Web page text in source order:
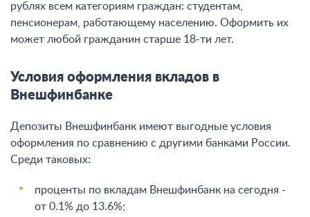
рублях всем категориям граждан: студентам,
пенсионерам, работающему населению. Оформить их
может любой гражданин старше 18-ти лет.
Условия оформления вкладов в
Внешфинбанке
Депозиты Внешфинбанк имеют выгодные условия
оформления по сравнению с другими банками России.
Среди таковых:
проценты по вкладам Внешфинбанк на сегодня -
от 0.1% до 13.6%;